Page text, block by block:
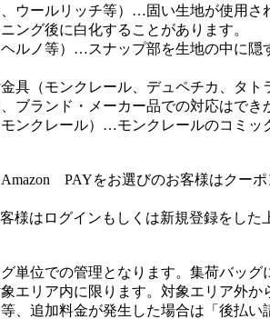
、ウールリッチ等）…固い生地が使用
ング後に白化することがあります。
ヘルノ等）…スナップ部を生地の中に
金具（モンクレール、デュペチカ、タ
ブランド・メーカー品での対応はでき
ンクレール）…モンクレールのコミ
Amazon PAYをお選びのお客様はクー
様はログインもしくは新規登録をした
単位での管理となります。集荷バッ
エリア内に限ります。対象エリア外
、追加料金が発生した場合は「後払